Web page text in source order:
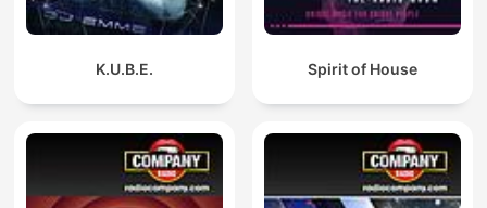
K.U.B.E. Spirit of House